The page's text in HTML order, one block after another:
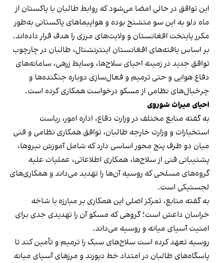
این توافق در حالی امضا می‌شود که روابط طالبان با پاکستان از
ماه دلو به این سو متشنج بوده و هواپیماهای پاکستانی به‌طور
مکرر پایتخت افغانستان و ولایت‌های مرزی را هدف قرار داده‌اند.
بر اساس یافته‌های افغانستان اینترنشنال، طالبان در چارچوب
توافق جدید در زمینه احیای سلاح‌ها، وسایط زرهی، سامانه‌های
دفاع هوایی و حتی ترمیم و فعال‌سازی دوباره جنگنده‌ها و
چرخبال‌های نظامی از مسکو درخواست همکاری کرده است.
احیای میراث شوروی
به گفته منابع مختلف در وزارت دفاع، اداره امور، ریاست
استخبارات و وزارت خارجه طالبان، توافق همکاری نظامی و فنی
میان دو طرف پنج محور اساسی دارد که شامل آموزش نیروها،
پشتیبانی فنی از سلاح‌ها، همکاری اطلاعاتی، عملیات علیه
گروه‌های مسلحی که روسیه آن‌ها را تهدید می‌داند و همکاری‌های
لجستیکی است.
به گفته منابع، تمرکز اصلی این همکاری بر مبارزه با شاخه
خراسان داعش است؛ گروهی که مسکو آن را تهدیدی جدی برای
امنیت آسیای میانه و روسیه می‌داند.
روسیه تعهد کرده است سلاح‌های سبک را ترمیم و تأمین کند تا
پاسگاه‌های طالبان در امتداد خط دیورند و مرزهای آسیای میانه